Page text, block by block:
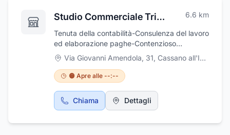
Studio Commerciale Tributario Graziadio Dott. Giuseppe 6.6 km
Tenuta della contabilità-Consulenza del lavoro
ed elaborazione paghe-Contenzioso
tributario-Revisione contabile e legale-
Via Giovanni Amendola, 31, Cassano all'Ionio
🟠 Apre alle --:--
Chiama Dettagli